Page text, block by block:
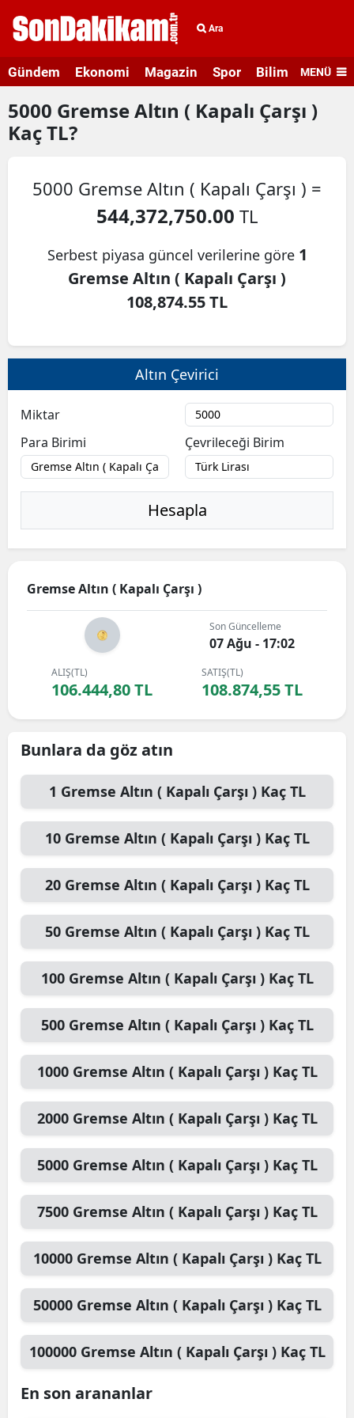
Ara
Gündem Ekonomi Magazin Spor Bilim veMENÜ
5000 Gremse Altın ( Kapalı Çarşı )
Kaç TL?
5000 Gremse Altın ( Kapalı Çarşı ) =
544,372,750.00 TL
Serbest piyasa güncel verilerine göre 1
Gremse Altın ( Kapalı Çarşı )
108,874.55 TL
Altın Çevirici
Miktar
Para Birimi
Çevrileceği Birim
Hesapla
Gremse Altın ( Kapalı Çarşı )
Son Güncelleme
07 Ağu - 17:02
ALIŞ(TL)
106.444,80 TL
SATIŞ(TL)
108.874,55 TL
Bunlara da göz atın
1 Gremse Altın ( Kapalı Çarşı )Kaç TL
10 Gremse Altın ( Kapalı Çarşı )Kaç TL
20 Gremse Altın ( Kapalı Çarşı )Kaç TL
50 Gremse Altın ( Kapalı Çarşı )Kaç TL
100 Gremse Altın ( Kapalı Çarşı )Kaç TL
500 Gremse Altın ( Kapalı Çarşı )Kaç TL
1000 Gremse Altın ( Kapalı Çarşı )Kaç TL
2000 Gremse Altın ( Kapalı Çarşı )Kaç TL
5000 Gremse Altın ( Kapalı Çarşı )Kaç TL
7500 Gremse Altın ( Kapalı Çarşı )Kaç TL
10000 Gremse Altın ( Kapalı Çarşı )Kaç TL
50000 Gremse Altın ( Kapalı Çarşı )Kaç TL
100000 Gremse Altın ( Kapalı Çarşı )Kaç TL
En son arananlar